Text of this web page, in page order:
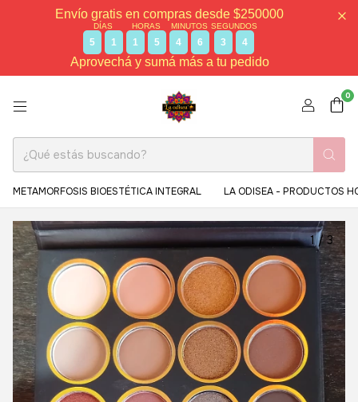
Envío gratis en compras desde $250000
DÍAS
5 1
HORAS
1 5
MINUTOS
4 6
SEGUNDOS
3 4
Aprovechá y sumá más a tu pedido
0
METAMORFOSIS BIOESTÉTICA INTEGRAL LA ODISEA - PRODUCTOS
1/ 3